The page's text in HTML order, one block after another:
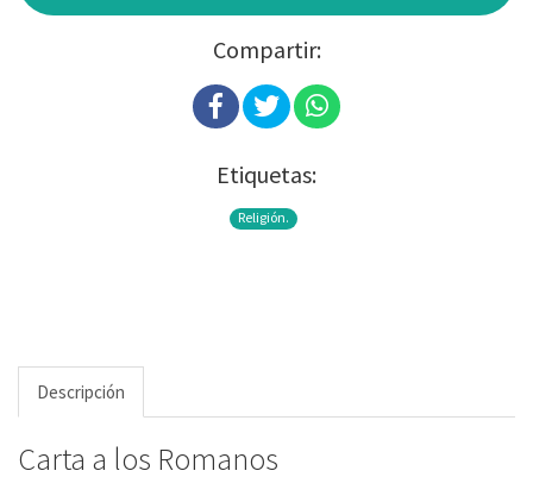
Compartir:
Etiquetas:
Religión.
Descripción
Carta a los Romanos